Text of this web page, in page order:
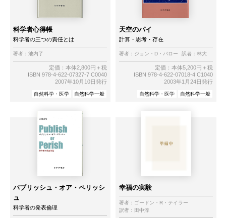
科学者心得帳
科学者の三つの責任とは
著者： 池内了
定価：本体2,800円＋税
ISBN 978-4-622-07327-7 C0040
2007年10月10日発行
自然科学・医学 自然科学一般
天空のパイ
計算・思考・存在
著者： ジョン・D・バロー 訳者： 林大
定価：本体5,200円＋税
ISBN 978-4-622-07018-4 C1040
2003年1月24日発行
自然科学・医学 自然科学一般
パブリッシュ・オア・ペリッシ
ュ
科学者の発表倫理
幸福の実験
著者： ゴードン・R・テイラー
訳者： 田中淳